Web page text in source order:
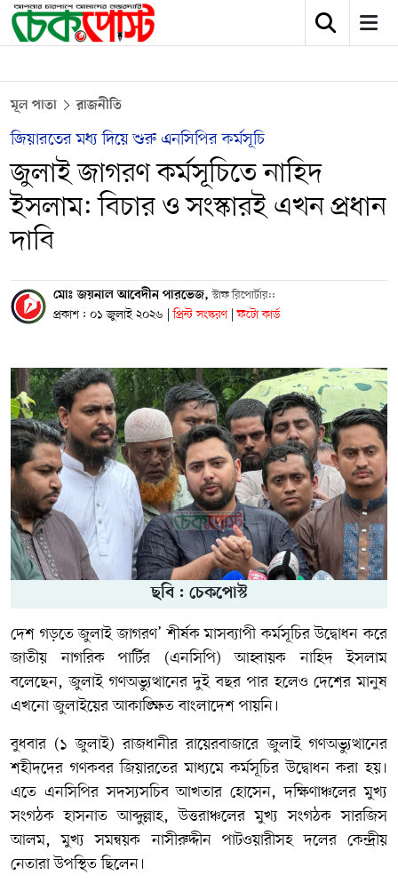
মূল পাতা রাজনীতি
জিয়ারতের মধ্য দিয়ে শুরু এনসিপির কর্মসূচি
জুলাই জাগরণ কর্মসূচিতে নাহিদ
ইসলাম: বিচার ও সংস্কারই এখন প্রধান
দাবি
মোঃ জয়নাল আবেদীন পারভেজ,স্টাফ রিপোর্টার::
প্রকাশ : ০১ জুলাই ২০২৬ | প্রিন্ট সংস্করণ | ফটো কার্ড
ছবি : চেকপোস্ট
দেশ গড়তে জুলাই জাগরণ’ শীর্ষক মাসব্যাপী কর্মসূচির উদ্বোধন করে
জাতীয় নাগরিক পার্টির (এনসিপি) আহ্বায়ক নাহিদ ইসলাম
বলেছেন, জুলাই গণঅভ্যুত্থানের দুই বছর পার হলেও দেশের মানুষ
এখনো জুলাইয়ের আকাঙ্ক্ষিত বাংলাদেশ পায়নি।
বুধবার (১ জুলাই) রাজধানীর রায়েরবাজারে জুলাই গণঅভ্যুত্থানের
শহীদদের গণকবর জিয়ারতের মাধ্যমে কর্মসূচির উদ্বোধন করা হয়।
এতে এনসিপির সদস্যসচিব আখতার হোসেন, দক্ষিণাঞ্চলের মুখ্য
সংগঠক হাসনাত আব্দুল্লাহ, উত্তরাঞ্চলের মুখ্য সংগঠক সারজিস
আলম, মুখ্য সমন্বয়ক নাসীরুদ্দীন পাটওয়ারীসহ দলের কেন্দ্রীয়
নেতারা উপস্থিত ছিলেন।